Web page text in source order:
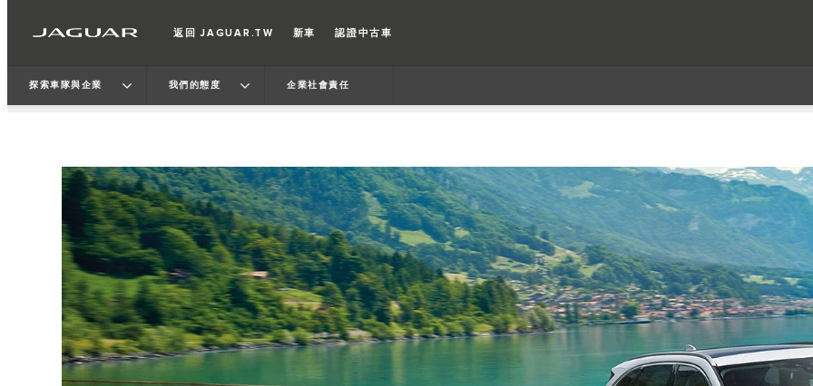
返回 JAGUAR.TW 新車 認證中古車
探索車隊與企業 我們的態度 企業社會責任